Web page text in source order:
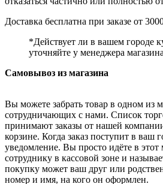
Доставка бесплатна при заказе от
*Действует ли в вашем городе
уточняйте у менеджера
Самовывоз из магазина
Вы можете забрать товар в одном из
сотрудничающих с нами. Список
принимают заказы от нашей
корзине. Когда заказ поступит в ваш
уведомление. Вы просто идёте в этот
сотруднику в кассовой зоне и
покупку может ваш друг или
номер и имя, на кого он оформлен.